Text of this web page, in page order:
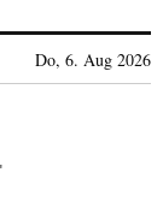
Do, 6. Aug 2026